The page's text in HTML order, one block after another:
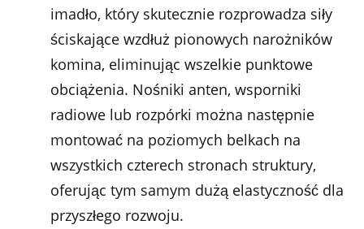
imadło, który skutecznie rozprowadza siły
ściskające wzdłuż pionowych narożników
komina, eliminując wszelkie punktowe
obciążenia. Nośniki anten, wsporniki
radiowe lub rozpórki można następnie
montować na poziomych belkach na
wszystkich czterech stronach struktury,
oferując tym samym dużą elastyczność dla
przyszłego rozwoju.